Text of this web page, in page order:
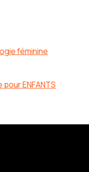
féminine
ENFANTS